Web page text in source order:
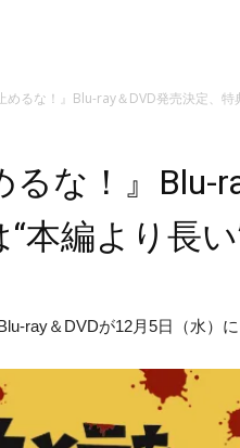
めるな！』Blu-ray＆DVD発売決定、
るな！』Blu-
本編より長
ray＆DVDが12月5日（水）